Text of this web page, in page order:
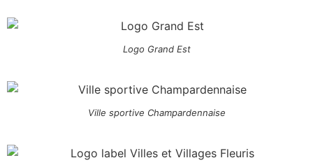
Logo Grand Est
Ville sportive Champardennaise